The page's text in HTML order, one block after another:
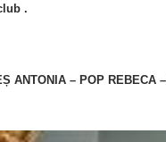
.
ANTONIA – POP REBECA